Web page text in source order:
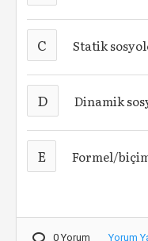
C Statik
D Dinamik
E Formel/
0 Yorum Yorum